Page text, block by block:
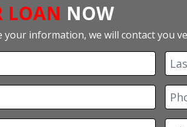
LOAN NOW
your information, we will contact you